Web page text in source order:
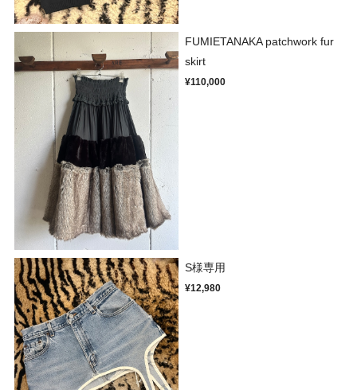
FUMIETANAKA patchwork fur
skirt
¥110,000
S様専用
¥12,980